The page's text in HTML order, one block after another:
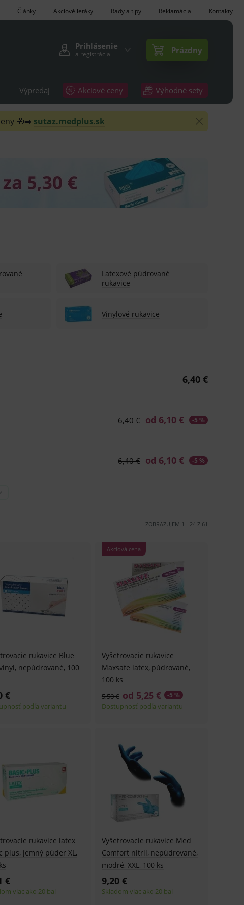
Články Akciové letáky Rady a tipy Reklamácia Kontakty
Prihlásenie
a registrácia Prázdny
Výpredaj Akciové ceny Výhodné sety
🎁➡️ sutaz.medplus.sk
Latexové púdrované
rukavice
Vinylové rukavice
ZOBRAZUJEM 1 - 24 Z 61
rukavice Blue
nepúdrované, 100
€
podľa variantu
Akciová cena
Vyšetrovacie rukavice
Maxsafe latex, púdrované,
100 ks
od 5,25 €
5,50 € -5 %
Dostupnosť podľa variantu
rukavice latex
plus, jemný púder XL,
€
viac ako 20 bal
Vyšetrovacie rukavice Med
Comfort nitril, nepúdrované,
modré, XXL, 100 ks
9,20 €
Skladom viac ako 20 bal